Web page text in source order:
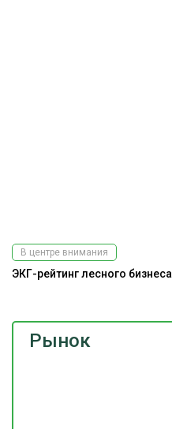
Рынок
В центре внимания
ЭКГ-рейтинг лесного бизнеса